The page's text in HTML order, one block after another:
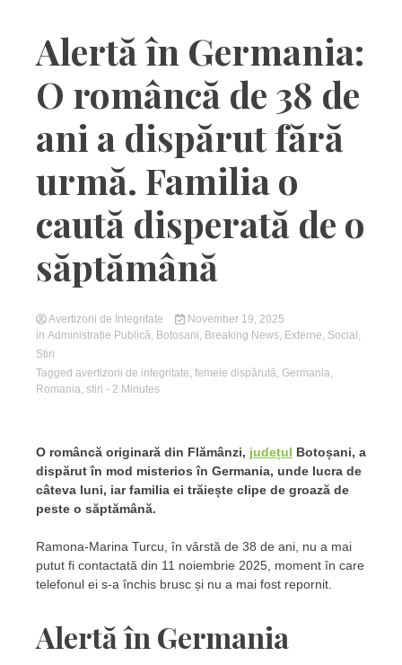
Alertă în Germania:
O româncă de 38 de
ani a dispărut fără
urmă. Familia o
caută disperată de o
săptămână
Avertizorii de Integritate
November 19, 2025
in Administrație Publică, Botosani, Breaking News, Externe, Social ,
Stiri
Tagged avertizorii de integritate, femeie dispărută, Germania,
Romania, stiri - 2 Minutes
O româncă originară din Flămânzi, județul Botoșani, a
dispărut în mod misterios în Germania, unde lucra de
câteva luni, iar familia ei trăiește clipe de groază de
peste o săptămână.
Ramona-Marina Turcu, în vârstă de 38 de ani, nu a mai
putut fi contactată din 11 noiembrie 2025, moment în care
telefonul ei s-a închis brusc și nu a mai fost repornit.
Alertă în Germania